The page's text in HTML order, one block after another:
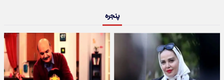
پنجره